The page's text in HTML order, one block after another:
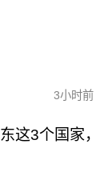
3小时前
这3个国家，